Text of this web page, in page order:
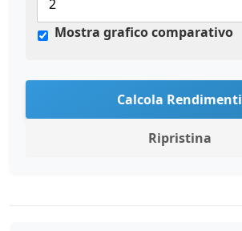
Mostra grafico comparativo
Calcola Rendimenti
Ripristina